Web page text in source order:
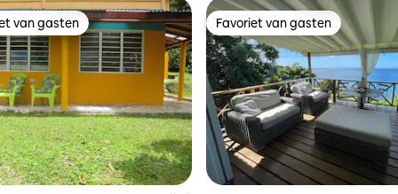
van 4,84 uit 5, 165 recensies
van gasten
van gasten Favoriet van gasten
Favoriet van gasten